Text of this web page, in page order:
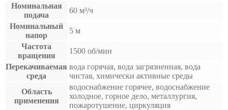
Номинальная
подача
60 м³/ч
Номинальный
напор
5 м
Частота
вращения
1500 об/мин
Перекачиваемая
среда
вода горячая, вода загрязненная, вода
чистая, химически активные среды
Область
применения
водоснабжение горячее, водоснабжение
холодное, горное дело, металлургия,
пожаротушение, циркуляция